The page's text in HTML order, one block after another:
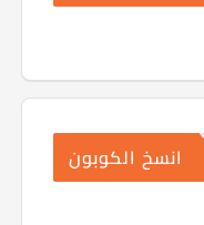
انسخ الكوبون